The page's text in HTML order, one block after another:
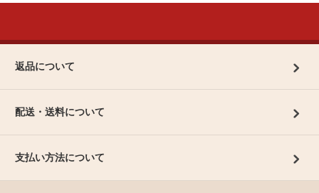
返品について
配送・送料について
支払い方法について